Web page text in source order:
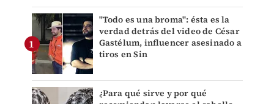
"Todo es una broma": ésta es la
verdad detrás del video de César
Gastélum, influencer asesinado a
tiros en Sin
¿Para qué sirve y por qué